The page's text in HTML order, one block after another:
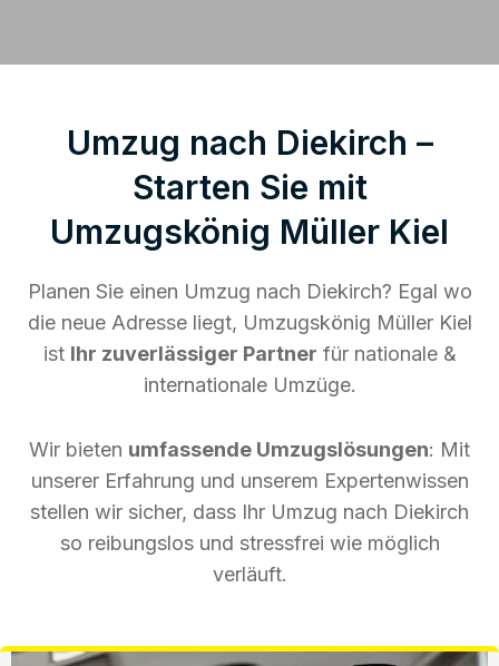
Umzug nach Diekirch –
Starten Sie mit
Umzugskönig Müller Kiel
Planen Sie einen Umzug nach Diekirch? Egal wo
die neue Adresse liegt, Umzugskönig Müller Kiel
ist Ihr zuverlässiger Partner für nationale &
internationale Umzüge.
Wir bieten umfassende Umzugslösungen: Mit
unserer Erfahrung und unserem Expertenwissen
stellen wir sicher, dass Ihr Umzug nach Diekirch
so reibungslos und stressfrei wie möglich
verläuft.